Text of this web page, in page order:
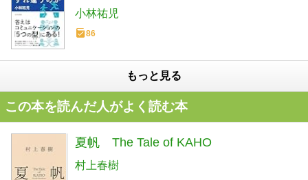
小林祐児
86
もっと見る
この本を読んだ人がよく読む本
夏帆 The Tale of KAHO
村上春樹